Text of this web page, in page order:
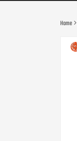
Home